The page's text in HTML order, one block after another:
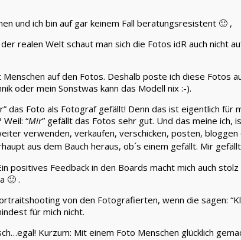
und ich bin auf gar keinem Fall beratungsresistent 🙂 ,
realen Welt schaut man sich die Fotos idR auch nicht
auf den Fotos. Deshalb poste ich diese Fotos
oder mein Sonstwas kann das Modell nix :-).
das Foto als Fotograf gefällt! Denn das ist eigentlich für
“Mir” gefällt das Fotos sehr gut. Und das meine ich,
verwenden, verkaufen, verschicken, posten, bloggen
aus dem Bauch heraus, ob´s einem gefällt. Mir
Feedback in den Boards macht mich auch
🙂 .
von den Fotografierten, wenn die sagen:
für mich nicht.
Kurzum: Mit einem Foto Menschen glücklich